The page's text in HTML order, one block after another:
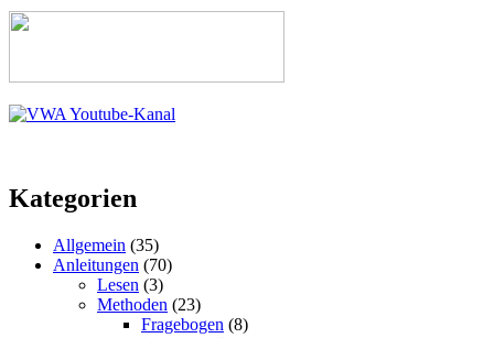
Kategorien
Allgemein (35)
Anleitungen (70)
Lesen (3)
Methoden (23)
Fragebogen (8)